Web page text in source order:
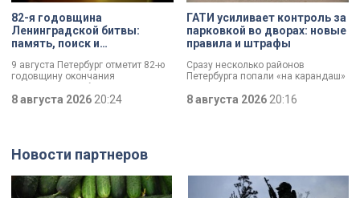
82-я годовщина
Ленинградской битвы:
память, поиск и
9 августа Петербург отметит 82-ю
годовщину окончания
Ленинградской битвы. Это День
воинской славы, который был
официально установлен в апреле
8 августа 2026 20:24
ГАТИ усиливает контроль за
парковкой во дворах: новые
правила и штрафы
Сразу несколько районов
Петербурга попали «на карандаш»
парковкой во дворах. За два
летних месяца только по
8 августа 2026 20:16
Новости партнеров